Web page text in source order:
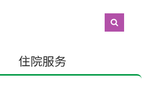
住院服务